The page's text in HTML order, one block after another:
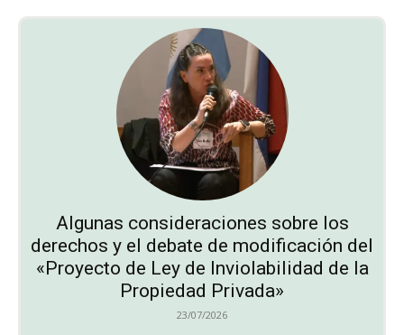
Algunas consideraciones sobre los
derechos y el debate de modificación del
«Proyecto de Ley de Inviolabilidad de la
Propiedad Privada»
23/07/2026